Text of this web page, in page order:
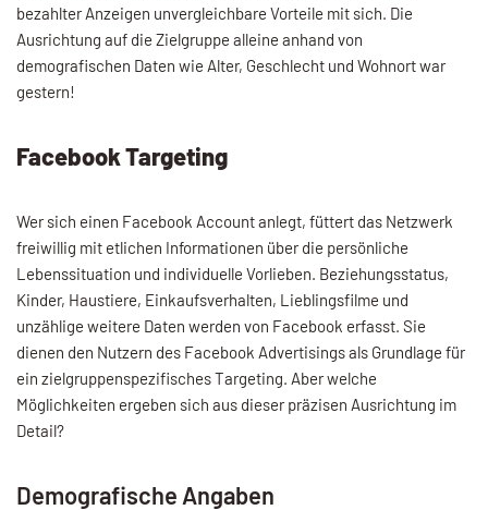
bezahlter Anzeigen unvergleichbare Vorteile mit sich. Die
Ausrichtung auf die Zielgruppe alleine anhand von
demografischen Daten wie Alter, Geschlecht und Wohnort war
gestern!
Facebook Targeting
Wer sich einen Facebook Account anlegt, füttert das Netzwerk
freiwillig mit etlichen Informationen über die persönliche
Lebenssituation und individuelle Vorlieben. Beziehungsstatus,
Kinder, Haustiere, Einkaufsverhalten, Lieblingsfilme und
unzählige weitere Daten werden von Facebook erfasst. Sie
dienen den Nutzern des Facebook Advertisings als Grundlage für
ein zielgruppenspezifisches Targeting. Aber welche
Möglichkeiten ergeben sich aus dieser präzisen Ausrichtung im
Detail?
Demografische Angaben